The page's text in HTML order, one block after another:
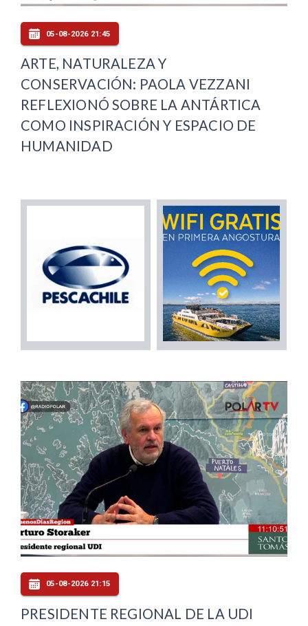
05-08-2026 21:45
ARTE, NATURALEZA Y
CONSERVACIÓN: PAOLA VEZZANI
REFLEXIONÓ SOBRE LA ANTÁRTICA
COMO INSPIRACIÓN Y ESPACIO DE
HUMANIDAD
05-08-2026 21:15
PRESIDENTE REGIONAL DE LA UDI